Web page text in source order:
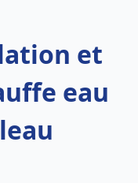
et
eau